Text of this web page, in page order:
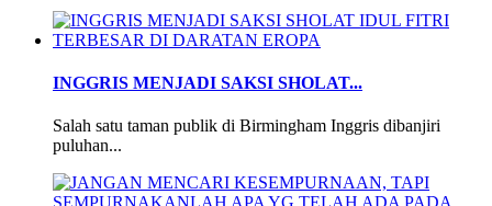
INGGRIS MENJADI SAKSI SHOLAT...
Salah satu taman publik di Birmingham Inggris dibanjiri
puluhan...